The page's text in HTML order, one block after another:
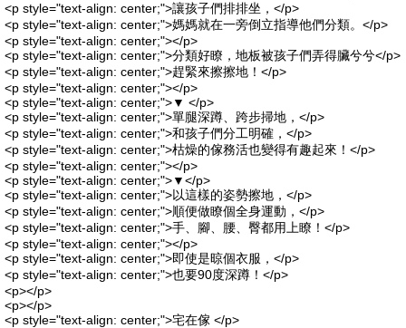
<p style="text-align: center;">讓孩子們排排坐，</p>
<p style="text-align: center;">媽媽就在一旁倒立指導他們分類。</p>
<p style="text-align: center;"></p>
<p style="text-align: center;">分類好瞭，地板被孩子們弄得臟兮兮</p>
<p style="text-align: center;">趕緊來擦擦地！</p>
<p style="text-align: center;"></p>
<p style="text-align: center;">▼ </p>
<p style="text-align: center;">單腿深蹲、跨步掃地，</p>
<p style="text-align: center;">和孩子們分工明確，</p>
<p style="text-align: center;">枯燥的傢務活也變得有趣起來！</p>
<p style="text-align: center;"></p>
<p style="text-align: center;">▼</p>
<p style="text-align: center;">以這樣的姿勢擦地，</p>
<p style="text-align: center;">順便做瞭個全身運動，</p>
<p style="text-align: center;">手、腳、腰、臀都用上瞭！</p>
<p style="text-align: center;"></p>
<p style="text-align: center;">即使是晾個衣服，</p>
<p style="text-align: center;">也要90度深蹲！</p>
<p></p>
<p></p>
<p style="text-align: center;">宅在傢 </p>